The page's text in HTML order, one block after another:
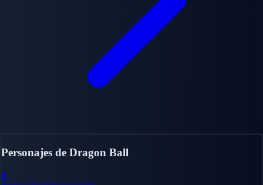
Personajes de Dragon Ball
B